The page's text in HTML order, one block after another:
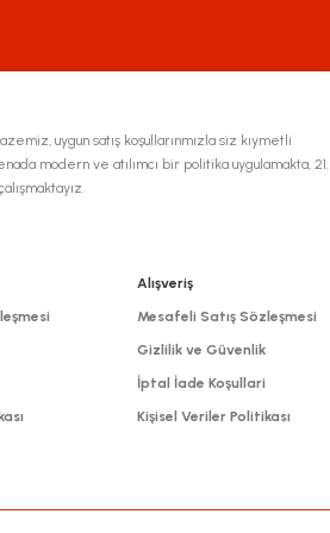
uygun satış koşullarınmızla siz kıymetli
modern ve atılımcı bir politika uygulamakta, 21.
Alışveriş
Mesafeli Satış Sözleşmesi
Gizlilik ve Güvenlik
İptal İade Koşullari
Kişisel Veriler Politikası